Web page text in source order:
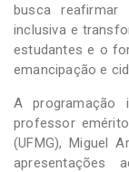
busca reafirmar
inclusiva e
estudantes e o
emancipação e
A programação
professor
(UFMG), Miguel
apresentações